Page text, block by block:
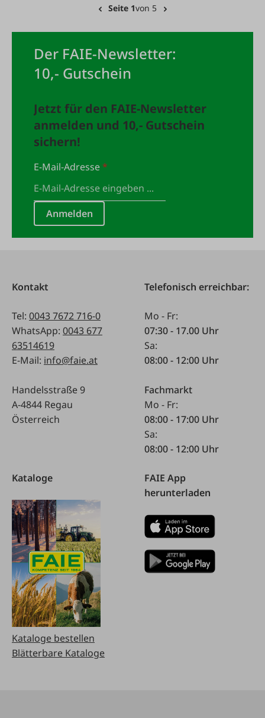
Seite 1von 5
Der FAIE-Newsletter:
10,- Gutschein
Jetzt für den FAIE-Newsletter
anmelden und 10,- Gutschein
sichern!
E-Mail-Adresse*
Anmelden
Kontakt
Tel: 0043 7672 716-0
WhatsApp: 0043 677
63514619
E-Mail: info@faie.at
Handelsstraße 9
A-4844 Regau
Österreich
Telefonisch erreichbar:
Mo - Fr:
07:30 - 17.00 Uhr
Sa:
08:00 - 12:00 Uhr
Fachmarkt
Mo - Fr:
08:00 - 17:00 Uhr
Sa:
08:00 - 12:00 Uhr
Kataloge
Kataloge bestellen
Blätterbare Kataloge
FAIE App
herunterladen